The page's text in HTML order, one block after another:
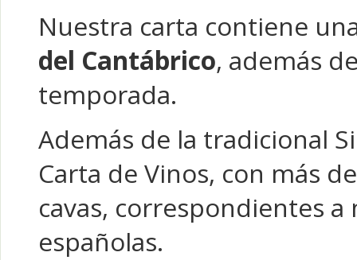
Nuestra carta contiene
del Cantábrico, además
temporada.
Además de la tradicional
Carta de Vinos, con más
cavas, correspondientes
españolas.